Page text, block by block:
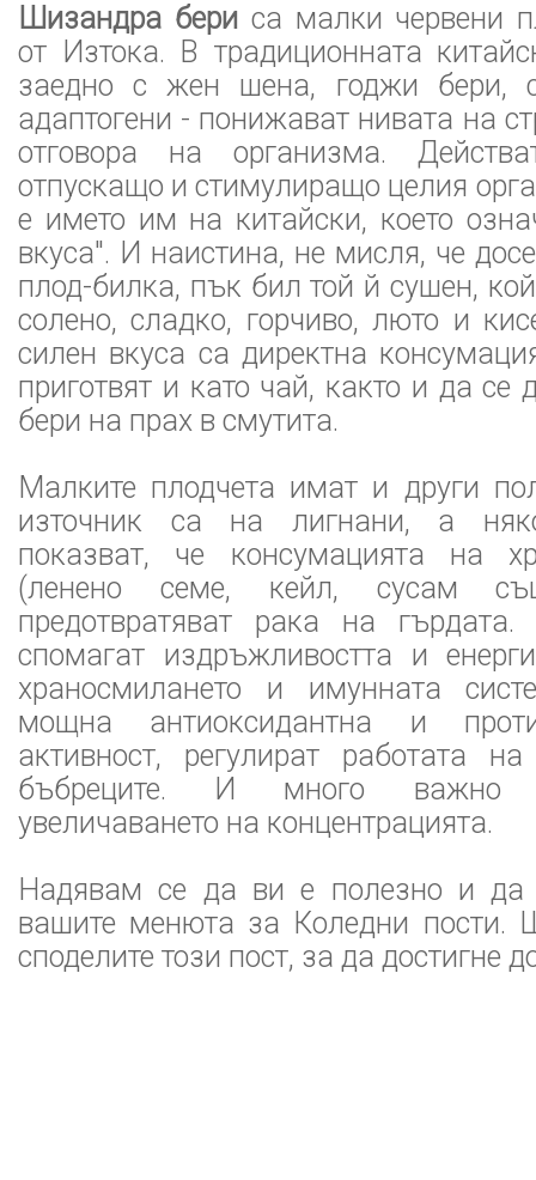
Шизандра бериса малки червени
от Изтока. В традиционната
заедно с жен шена, годжи бери,
адаптогени - понижават нивата на
отговора на организма.
отпускащо и стимулиращо целия
е името им на китайски, което
вкуса". И наистина, не мисля, че
плод-билка, пък бил той й сушен,
солено, сладко, горчиво, люто и
силен вкуса са директна
приготвят и като чай, както и да се
бери на прах в смутита.
Малките плодчета имат и други
източник са на лигнани, а
показват, че консумацията на
(ленено семе, кейл, сусам
предотвратяват рака на
спомагат издръжливостта и
храносмилането и имунната
мощна антиоксидантна и
активност, регулират работата
бъбреците. И много важно
увеличаването на концентрацията.
Надявам се да ви е полезно и да
вашите менюта за Коледни пости.
споделите този пост, за да достигне